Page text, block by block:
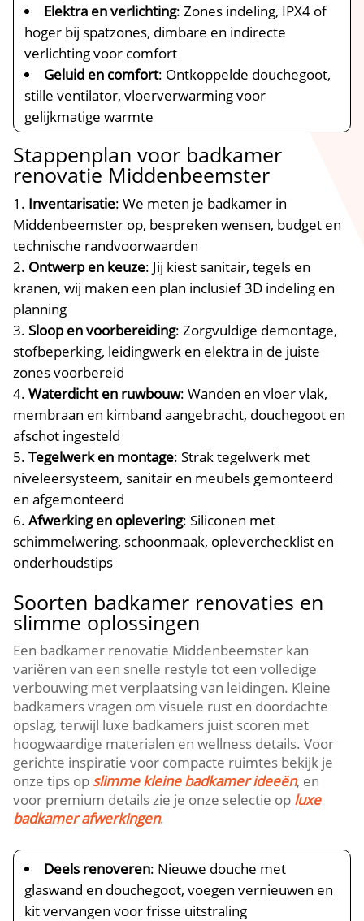
Elektra en verlichting: Zones indeling, IPX4 of
hoger bij spatzones, dimbare en indirecte
verlichting voor comfort
Geluid en comfort: Ontkoppelde douchegoot,
stille ventilator, vloerverwarming voor
gelijkmatige warmte
Stappenplan voor badkamer
renovatie Middenbeemster
Inventarisatie: We meten je badkamer in
Middenbeemster op, bespreken wensen, budget en
technische randvoorwaarden
Ontwerp en keuze: Jij kiest sanitair, tegels en
kranen, wij maken een plan inclusief 3D indeling en
planning
Sloop en voorbereiding: Zorgvuldige demontage,
stofbeperking, leidingwerk en elektra in de juiste
zones voorbereid
Waterdicht en ruwbouw: Wanden en vloer vlak,
membraan en kimband aangebracht, douchegoot en
afschot ingesteld
Tegelwerk en montage: Strak tegelwerk met
niveleersysteem, sanitair en meubels gemonteerd
en afgemonteerd
Afwerking en oplevering: Siliconen met
schimmelwering, schoonmaak, opleverchecklist en
onderhoudstips
Soorten badkamer renovaties en
slimme oplossingen
Een badkamer renovatie Middenbeemster kan
variëren van een snelle restyle tot een volledige
verbouwing met verplaatsing van leidingen.​ Kleine
badkamers vragen om visuele rust en doordachte
opslag, terwijl luxe badkamers juist scoren met
hoogwaardige materialen en wellness details.​ Voor
gerichte inspiratie voor compacte ruimtes bekijk je
onze tips op slimme kleine badkamer ideeën, en
voor premium details zie je onze selectie op luxe
badkamer afwerkingen.​
Deels renoveren: Nieuwe douche met
glaswand en douchegoot, voegen vernieuwen en
kit vervangen voor frisse uitstraling